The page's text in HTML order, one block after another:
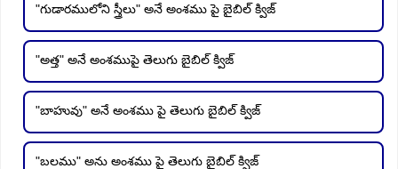
"గుడారములోని స్త్రీలు" అనే అంశము పై బైబిల్ క్విజ్
"అత్త" అనే అంశముపై తెలుగు బైబిల్ క్విజ్
"బాహువు" అనే అంశము పై తెలుగు బైబిల్ క్విజ్
"బలము" అను అంశము పై తెలుగు బైబిల్ క్విజ్